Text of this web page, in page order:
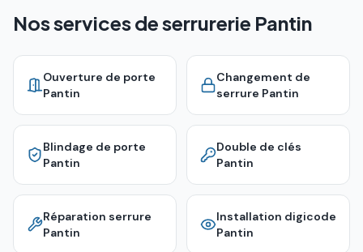
Nos services de serrurerie Pantin
Ouverture de porte
Pantin
Changement de
serrure Pantin
Blindage de porte
Pantin
Double de clés
Pantin
Réparation serrure
Pantin
Installation digicode
Pantin